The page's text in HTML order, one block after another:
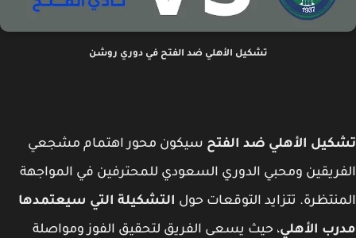
تشكيل الأهلي ضد الفتح في دوري روشن
الأهلي ضد الفتحسيكون محور اهتمام مشجعي
ومحبي الدوري السعودي للمحترفين في المواجهة
تتزايد التوقعات حولالتشكيلة التي سيعتمدها
الأهلي، حيث يسعى الفريق لتحقيق الفوز ومواصلة